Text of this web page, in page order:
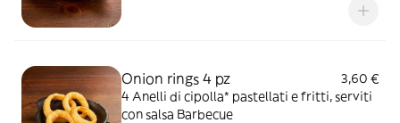
Onion rings 4 pz
3,60 €
4 Anelli di cipolla* pastellati e fritti, serviti
con salsa Barbecue